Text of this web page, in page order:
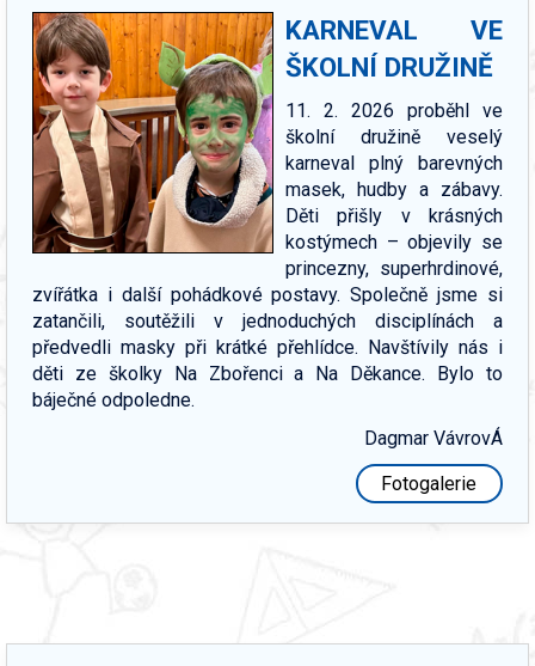
KARNEVAL VE
ŠKOLNÍ DRUŽINĚ
11. 2. 2026 proběhl ve
školní družině veselý
karneval plný barevných
masek, hudby a zábavy.
Děti přišly v krásných
kostýmech – objevily se
princezny, superhrdinové,
zvířátka i další pohádkové postavy. Společně jsme si
zatančili, soutěžili v jednoduchých disciplínách a
předvedli masky při krátké přehlídce. Navštívily nás i
děti ze školky Na Zbořenci a Na Děkance. Bylo to
báječné odpoledne.
Dagmar VávrovÁ
Fotogalerie